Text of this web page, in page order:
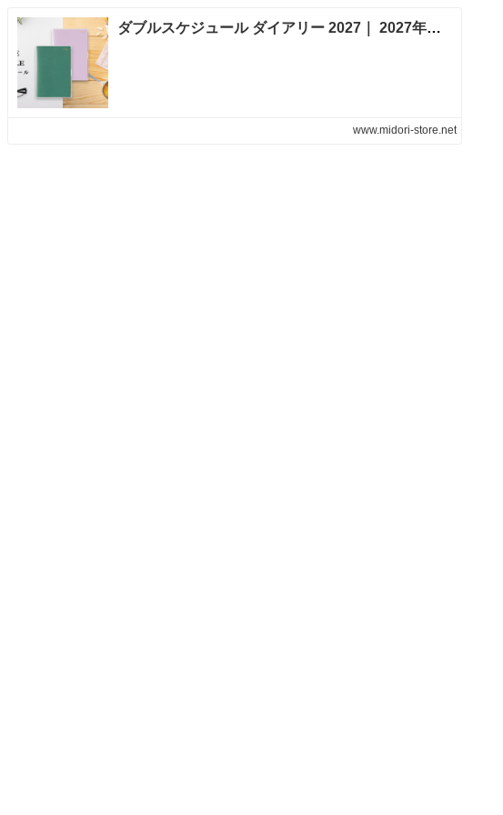
ダブルスケジュール ダイアリー 2027｜ 2027年版 手帳・ダイアリー（スケジュール帳）｜ミドリ オンラインストア
www.midori-store.net